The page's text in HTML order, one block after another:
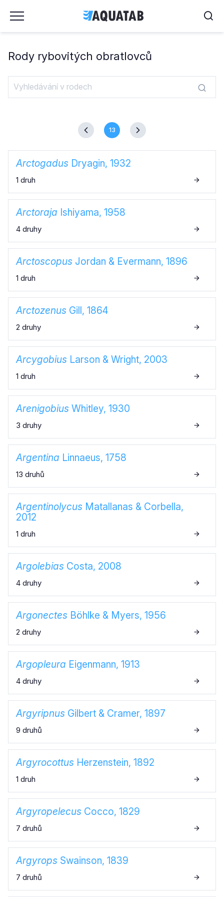
Rody rybovitých obratlovců
13
Arctogadus Dryagin, 1932
1 druh
Arctoraja Ishiyama, 1958
4 druhy
Arctoscopus Jordan & Evermann, 1896
1 druh
Arctozenus Gill, 1864
2 druhy
Arcygobius Larson & Wright, 2003
1 druh
Arenigobius Whitley, 1930
3 druhy
Argentina Linnaeus, 1758
13 druhů
Argentinolycus Matallanas & Corbella,
2012
1 druh
Argolebias Costa, 2008
4 druhy
Argonectes Böhlke & Myers, 1956
2 druhy
Argopleura Eigenmann, 1913
4 druhy
Argyripnus Gilbert & Cramer, 1897
9 druhů
Argyrocottus Herzenstein, 1892
1 druh
Argyropelecus Cocco, 1829
7 druhů
Argyrops Swainson, 1839
7 druhů